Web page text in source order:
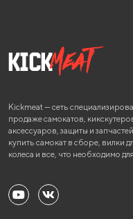
Kickmeat — сеть
продаже самокатов,
аксессуаров, защиты и
купить самокат в сборе, вилки
колеса и все, что необходимо